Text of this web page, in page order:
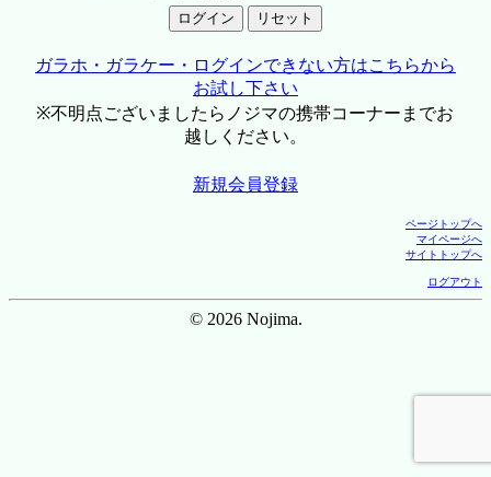
ガラホ・ガラケー・ログインできない方はこちらから
お試し下さい
※不明点ございましたらノジマの携帯コーナーまでお
越しください。
新規会員登録
ページトップへ
マイページへ
サイトトップへ
ログアウト
© 2026 Nojima.